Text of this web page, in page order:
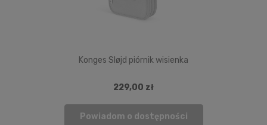
Konges Sløjd piórnik wisienka
229,00 zł
Powiadom o dostępności